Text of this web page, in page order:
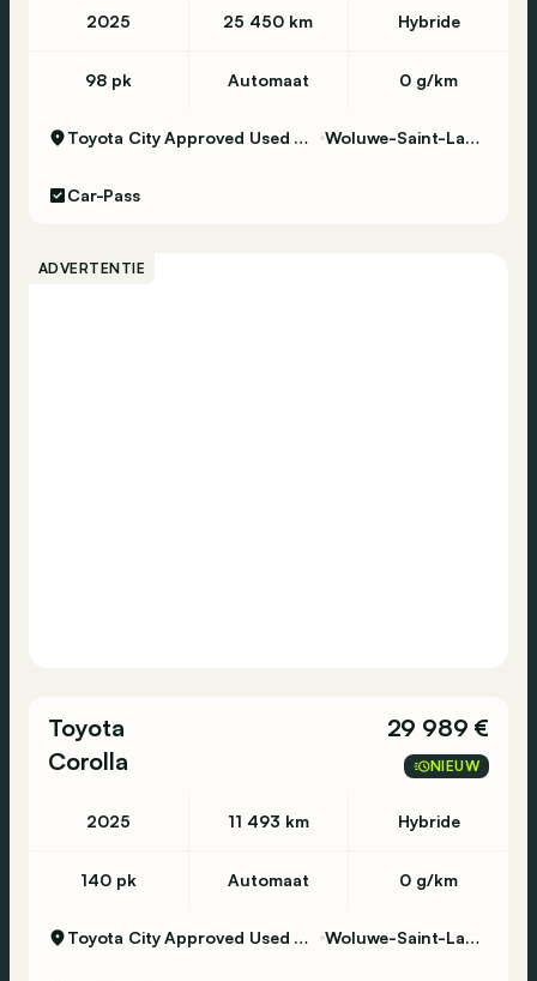
2025 25 450 km Hybride
98 pk Automaat 0 g/km
Toyota City Approved Used Woluwe Woluwe-Saint-Lambert
Car-Pass
ADVERTENTIE
Toyota
Corolla
29 989 €
NIEUW
2025 11 493 km Hybride
140 pk Automaat 0 g/km
Toyota City Approved Used Woluwe Woluwe-Saint-Lambert